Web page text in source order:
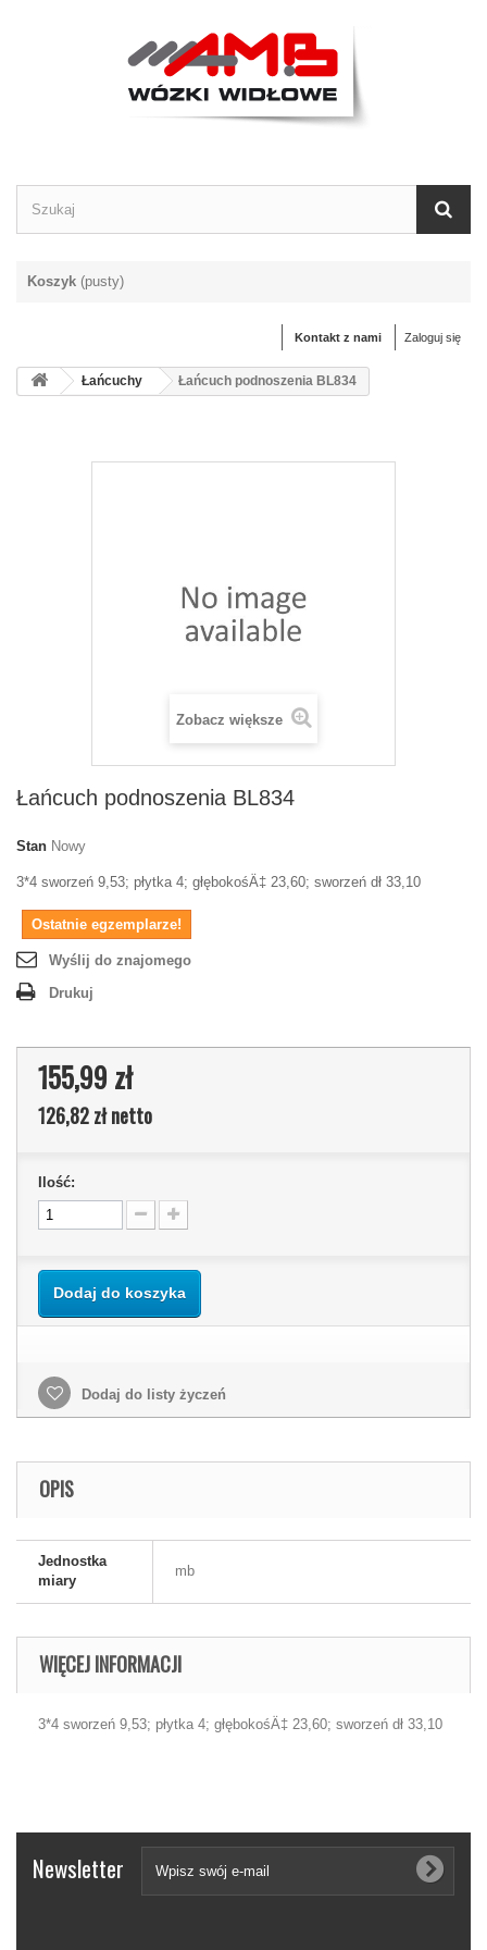
Koszyk (pusty)
Zaloguj się
Kontakt z nami
Łańcuchy Łańcuch podnoszenia BL834
Zobacz większe
Łańcuch podnoszenia BL834
Stan Nowy
3*4 sworzeń 9,53; płytka 4; głębokośÄ‡ 23,60; sworzeń dł 33,10
Ostatnie egzemplarze!
Wyślij do znajomego
Drukuj
155,99 zł
126,82 złnetto
Ilość:
Dodaj do koszyka
Dodaj do listy życzeń
OPIS
Jednostka
miary
mb
WIĘCEJ INFORMACJI
3*4 sworzeń 9,53; płytka 4; głębokośÄ‡ 23,60; sworzeń dł 33,10
Newsletter